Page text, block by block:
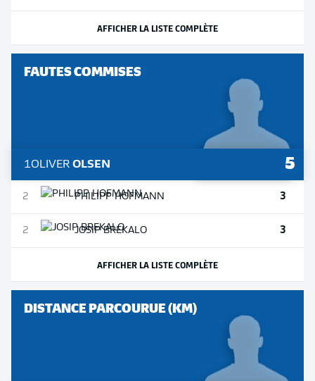
AFFICHER LA LISTE COMPLÈTE
FAUTES COMMISES
1OLIVER OLSEN 5
2 PHILIPPHOFMANN 3
2 JOSIPBREKALO 3
AFFICHER LA LISTE COMPLÈTE
DISTANCE PARCOURUE (KM)